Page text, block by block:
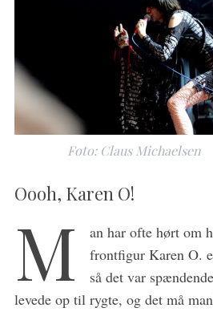
Foto: Claus Michaelsen
Oooh, Karen O!
M
an har ofte hørt om
frontfigur Karen O.
så det var
levede op til rygte, og det må
e
r
o